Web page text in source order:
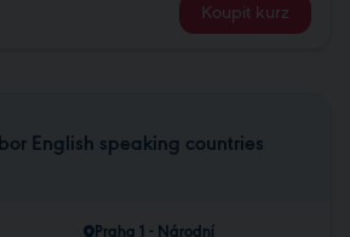
Koupit kurz
English speaking countries
Praha 1 - Národní